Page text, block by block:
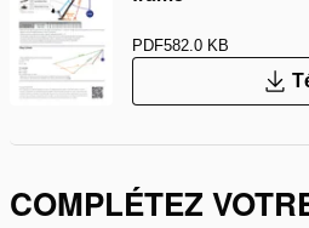
PDF582.0 KB
COMPLÉTEZ